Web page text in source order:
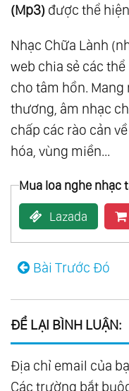
119.The Piano
121.Forever My
122.From This
123.Mon Amour
124.Piano
125.
Som Livre
Som Livre
127.Som Livre
128.
Som Livre
129.A Thousand
131. Broadway
132.Colorful
133.Down Under
134.Exotic
135. Favorites
(Mp3) được thể
Nhạc Chữa Lành
web chia sẻ các
cho tâm hồn.
thương, âm nhạc
chấp các rào cản
hóa, vùng miền...
Mua loa nghe nhạc
Lazada
Bài Trước Đó
ĐỂ LẠI BÌNH LUẬN:
Địa chỉ email của
Các trường bắt